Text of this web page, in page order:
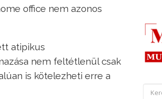
office nem azonos
atipikus
nem feltétlenül csak
is kötelezheti erre a